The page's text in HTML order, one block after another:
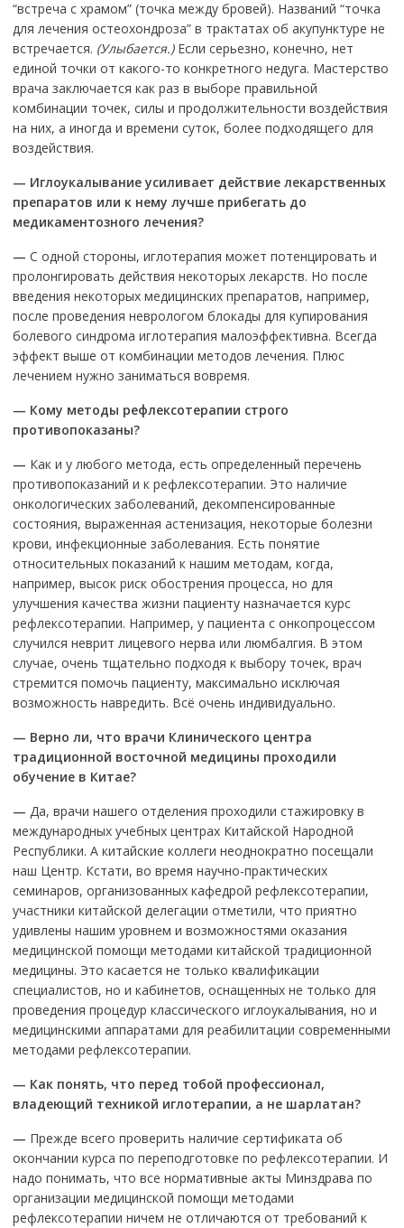
“встреча с храмом” (точка между бровей). Названий “точка
для лечения остеохондроза” в трактатах об акупунктуре не
встречается. (Улыбается.)Если серьезно, конечно, нет
единой точки от какого-то конкретного недуга. Мастерство
врача заключается как раз в выборе правильной
комбинации точек, силы и продолжительности воздействия
на них, а иногда и времени суток, более подходящего для
воздействия.
— Иглоукалывание усиливает действие лекарственных
препаратов или к нему лучше прибегать до
медикаментозного лечения?
— С одной стороны, иглотерапия может потенцировать и
пролонгировать действия некоторых лекарств. Но после
введения некоторых медицинских препаратов, например,
после проведения неврологом блокады для купирования
болевого синдрома иглотерапия малоэффективна. Всегда
эффект выше от комбинации методов лечения. Плюс
лечением нужно заниматься вовремя.
— Кому методы рефлексотерапии строго
противопоказаны?
— Как и у любого метода, есть определенный перечень
противопоказаний и к рефлексотерапии. Это наличие
онкологических заболеваний, декомпенсированные
состояния, выраженная астенизация, некоторые болезни
крови, инфекционные заболевания. Есть понятие
относительных показаний к нашим методам, когда,
например, высок риск обострения процесса, но для
улучшения качества жизни пациенту назначается курс
рефлексотерапии. Например, у пациента с онкопроцессом
случился неврит лицевого нерва или люмбалгия. В этом
случае, очень тщательно подходя к выбору точек, врач
стремится помочь пациенту, максимально исключая
возможность навредить. Всё очень индивидуально.
— Верно ли, что врачи Клинического центра
традиционной восточной медицины проходили
обучение в Китае?
— Да, врачи нашего отделения проходили стажировку в
международных учебных центрах Китайской Народной
Республики. А китайские коллеги неоднократно посещали
наш Центр. Кстати, во время научно-практических
семинаров, организованных кафедрой рефлексотерапии,
участники китайской делегации отметили, что приятно
удивлены нашим уровнем и возможностями оказания
медицинской помощи методами китайской традиционной
медицины. Это касается не только квалификации
специалистов, но и кабинетов, оснащенных не только для
проведения процедур классического иглоукалывания, но и
медицинскими аппаратами для реабилитации современными
методами рефлексотерапии.
— Как понять, что перед тобой профессионал,
владеющий техникой иглотерапии, а не шарлатан?
— Прежде всего проверить наличие сертификата об
окончании курса по переподготовке по рефлексотерапии. И
надо понимать, что все нормативные акты Минздрава по
организации медицинской помощи методами
рефлексотерапии ничем не отличаются от требований к